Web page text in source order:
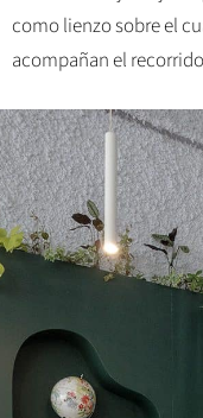
como lienzo sobre el
acompañan el